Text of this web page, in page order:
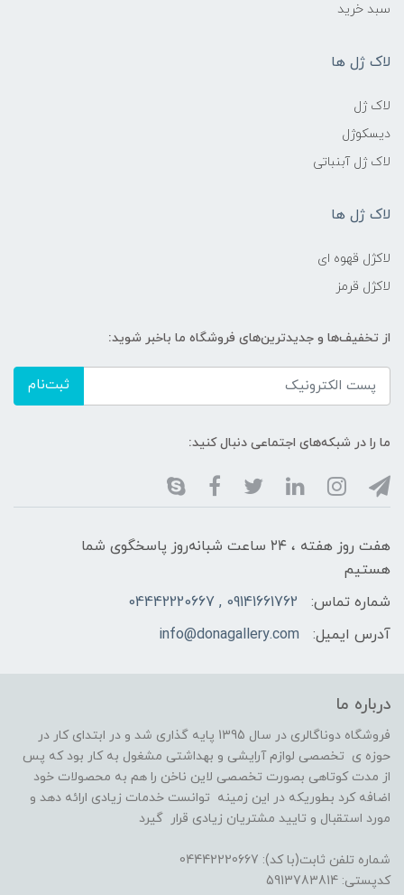
سبد خرید
لاک ژل ها
لاک ژل
دیسکوژل
لاک ژل آبنباتی
لاک ژل ها
لاکژل قهوه ای
لاکژل قرمز
از تخفیف‌ها و جدیدترین‌های فروشگاه ما باخبر شوید:
ثبت‌نام
ما را در شبکه‌های اجتماعی دنبال کنید:
هفت روز هفته ، ۲۴ ساعت شبانه‌روز پاسخگوی شما
هستیم
شماره تماس:
09141661762 , 04442220667
آدرس ایمیل:
info@donagallery.com
درباره ما
فروشگاه دوناگالری در سال 1395 پایه گذاری شد و در ابتدای کار در
حوزه ی تخصصی لوازم آرایشی و بهداشتی مشغول به کار بود که پس
از مدت کوتاهی بصورت تخصصی لاین ناخن را هم به محصولات خود
اضافه کرد بطوریکه در این زمینه توانست خدمات زیادی ارائه دهد و
مورد استقبال و تایید مشتریان زیادی قرار گیرد
شماره تلفن ثابت(با کد): 04442220667
کدپستی: 5913783814